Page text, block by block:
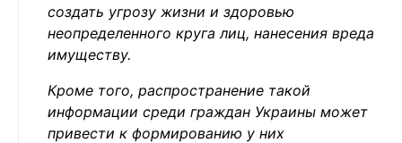
создать угрозу жизни и здоровью
неопределенного круга лиц, нанесения вреда
имуществу.
Кроме того, распространение такой
информации среди граждан Украины может
привести к формированию у них